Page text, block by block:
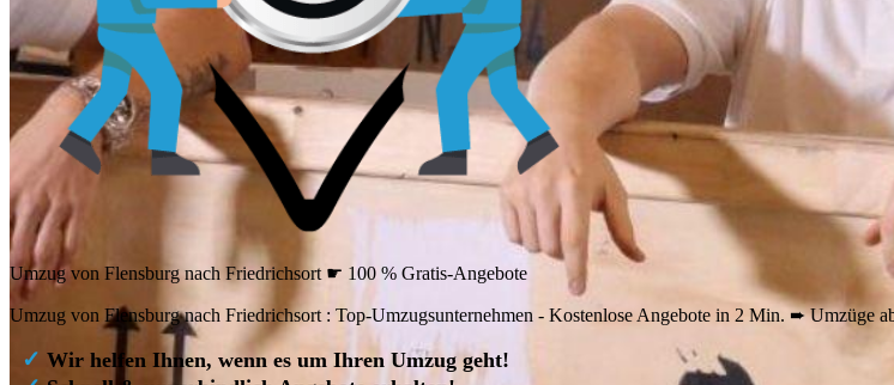
Umzug von Flensburg nach Friedrichsort ☛ 100 % Gratis-Angebote
Umzug von Flensburg nach Friedrichsort : Top-Umzugsunternehmen - Kostenlose Angebote in 2 Min. ➨ Umzüge
✓ Wir helfen Ihnen, wenn es um Ihren Umzug geht!